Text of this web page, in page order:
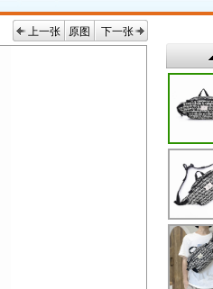
上一张 原图 下一张